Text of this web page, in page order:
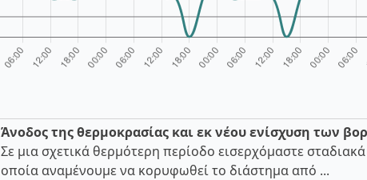
Άνοδος της θερμοκρασίας και εκ νέου ενίσχυση των
Σε μια σχετικά θερμότερη περίοδο εισερχόμαστε
οποία αναμένουμε να κορυφωθεί το διάστημα από ...